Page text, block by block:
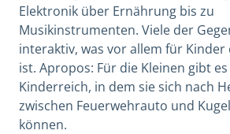
Elektronik über Ernährung bis zu
Musikinstrumenten. Viele der
interaktiv, was vor allem für Kinder
ist. Apropos: Für die Kleinen gibt
Kinderreich, in dem sie sich nach
zwischen Feuerwehrauto und
können.